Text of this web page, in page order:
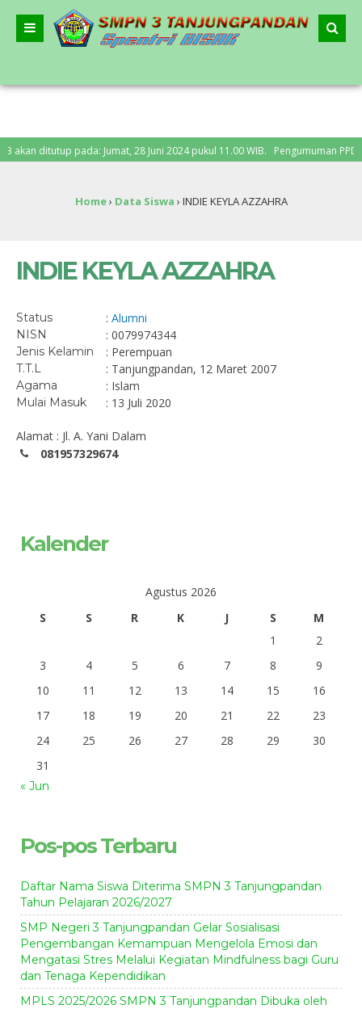
ditutup pada: Jumat, 28 Juni 2024 pukul 11.00 WIB. Pengumuman PPDB:
Home› Data Siswa › INDIE KEYLA AZZAHRA
INDIE KEYLA AZZAHRA
Status : Alumni
NISN : 0079974344
Jenis Kelamin : Perempuan
T.T.L : Tanjungpandan, 12 Maret 2007
Agama : Islam
Mulai Masuk : 13 Juli 2020
Alamat : Jl. A. Yani Dalam
081957329674
Kalender
Agustus 2026
S
S R K J S
M
1
2
3
4 5 6 7 8
9
10
11 12 13 14 15
16
17
18 19 20 21 22
23
24
25 26 27 28 29
30
31
« Jun
Pos-pos Terbaru
Daftar Nama Siswa Diterima SMPN 3 Tanjungpandan
Tahun Pelajaran 2026/2027
SMP Negeri 3 Tanjungpandan Gelar Sosialisasi
Pengembangan Kemampuan Mengelola Emosi dan
Mengatasi Stres Melalui Kegiatan Mindfulness bagi Guru
dan Tenaga Kependidikan
MPLS 2025/2026 SMPN 3 Tanjungpandan Dibuka oleh